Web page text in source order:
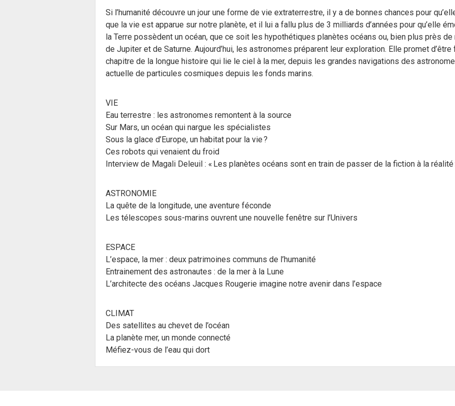
Si l’humanité découvre un jour une forme de vie extraterrestre, il y a de bonnes chances pour
que la vie est apparue sur notre planète, et il lui a fallu plus de 3 milliards d’années pour qu’elle
la Terre possèdent un océan, que ce soit les hypothétiques planètes océans ou, bien plus près
de Jupiter et de Saturne. Aujourd’hui, les astronomes préparent leur exploration. Elle promet
chapitre de la longue histoire qui lie le ciel à la mer, depuis les grandes navigations des
actuelle de particules cosmiques depuis les fonds marins.
VIE
Eau terrestre : les astronomes remontent à la source
Sur Mars, un océan qui nargue les spécialistes
Sous la glace d’Europe, un habitat pour la vie ?
Ces robots qui venaient du froid
Interview de Magali Deleuil : « Les planètes océans sont en train de passer de la fiction à la réalité
ASTRONOMIE
La quête de la longitude, une aventure féconde
Les télescopes sous-marins ouvrent une nouvelle fenêtre sur l’Univers
ESPACE
L’espace, la mer : deux patrimoines communs de l’humanité
Entrainement des astronautes : de la mer à la Lune
L’architecte des océans Jacques Rougerie imagine notre avenir dans l’espace
CLIMAT
Des satellites au chevet de l’océan
La planète mer, un monde connecté
Méfiez-vous de l’eau qui dort